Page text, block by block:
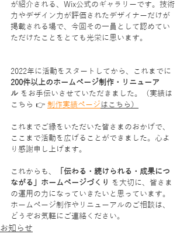
が紹介される、Wix公式のギャラリーです。技術
力やデザイン力が評価されたデザイナーだけが
掲載される場で、今回その一員として認めてい
ただけたことをとても光栄に思います。
2022年に活動をスタートしてから、これまでに
200件以上のホームページ制作・リニューア
ル をお手伝いさせていただきました。（実績は
こちら 👉 制作実績ページ はこちら）
これまでご縁をいただいた皆さまのおかげで、
ここまで活動を広げることができました。心よ
り感謝申し上げます。
これからも、
「伝わる・続けられる・成果につ
ながる」ホームページづくり
を大切に、皆さま
の運用の力になっていきたいと思っています。
ホームページ制作やリニューアルのご相談は、
どうぞお気軽にご連絡ください。
お知らせ